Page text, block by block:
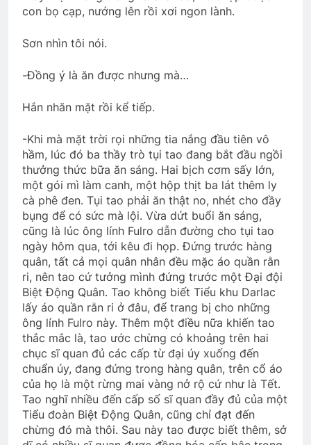
con bọ cạp, nướng lên rồi xơi ngon lành.
Sơn nhìn tôi nói.
-Đồng ý là ăn được nhưng mà…
Hắn nhăn mặt rồi kể tiếp.
-Khi mà mặt trời rọi những tia nắng đầu tiên vô
hầm, lúc đó ba thầy trò tụi tao đang bắt đầu ngồi
thưởng thức bữa ăn sáng. Hai bịch cơm sấy lớn,
một gói mì làm canh, một hộp thịt ba lát thêm ly
cà phê đen. Tụi tao phải ăn thật no, nhét cho đầy
bụng để có sức mà lội. Vừa dứt buổi ăn sáng,
cũng là lúc ông lính Fulro dẫn đường cho tụi tao
ngày hôm qua, tới kêu đi họp. Đứng trước hàng
quân, tất cả mọi quân nhân đều mặc áo quần rằn
ri, nên tao cứ tưởng mình đứng trước một Đại đội
Biệt Động Quân. Tao không biết Tiểu khu Darlac
lấy áo quần rằn ri ở đâu, để trang bị cho những
ông lính Fulro này. Thêm một điều nữa khiến tao
thắc mắc là, tao ước chừng có khoảng trên hai
chục sĩ quan đủ các cấp từ đại úy xuống đến
chuẩn úy, đang đứng trong hàng quân, trên cổ áo
của họ là một rừng mai vàng nở rộ cứ như là Tết.
Tao nghĩ nhiều đến cấp số sĩ quan đầy đủ của một
Tiểu đoàn Biệt Động Quân, cũng chỉ đạt đến
chừng đó mà thôi. Sau này tao được biết thêm, sở